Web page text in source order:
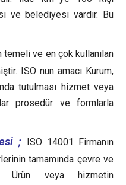
ve belediyesi vardır. Bu
ve en çok kullanılan
ISO nun amacı Kurum,
tutulması hizmet veya
prosedür ve formlarla
; ISO 14001 Firmanın
tamamında çevre ve
Ürün veya hizmetin